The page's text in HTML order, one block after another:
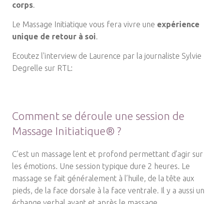
corps.
Le Massage Initiatique vous fera vivre une expérience
unique de retour à soi.
Ecoutez l'interview de Laurence par la journaliste Sylvie
Degrelle sur RTL:
Comment se déroule une session de
Massage Initiatique® ?
C’est un massage lent et profond permettant d’agir sur
les émotions. Une session typique dure 2 heures. Le
massage se fait généralement à l’huile, de la tête aux
pieds, de la face dorsale à la face ventrale. Il y a aussi un